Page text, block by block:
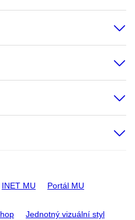
INET MU Portál MU
Jednotný vizuální styl